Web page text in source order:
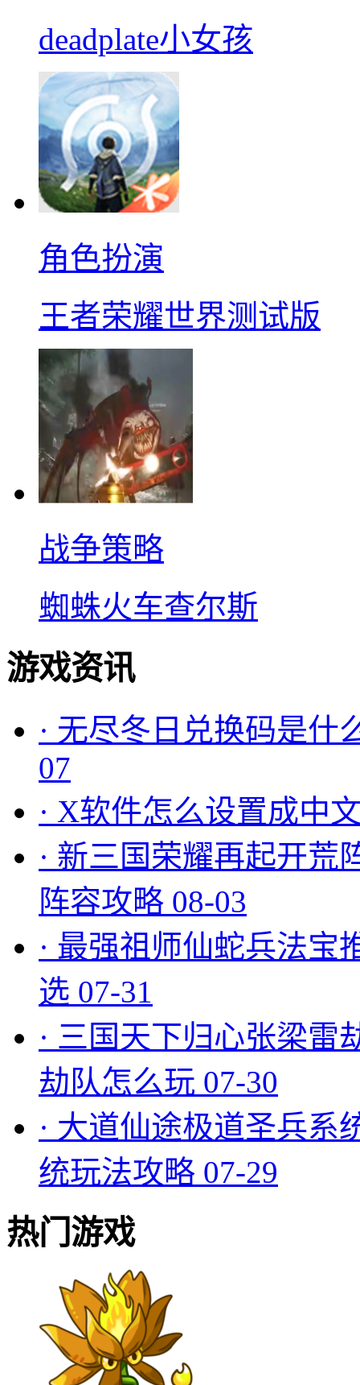
deadplate小女孩
角色扮演
王者荣耀世界测试版
战争策略
蜘蛛火车查尔斯
游戏资讯
· 无尽冬日兑换码是什
07
· X软件怎么设置成中
· 新三国荣耀再起开荒
阵容攻略 08-03
· 最强祖师仙蛇兵法宝
选 07-31
· 三国天下归心张梁雷
劫队怎么玩 07-30
· 大道仙途极道圣兵系
统玩法攻略 07-29
热门游戏